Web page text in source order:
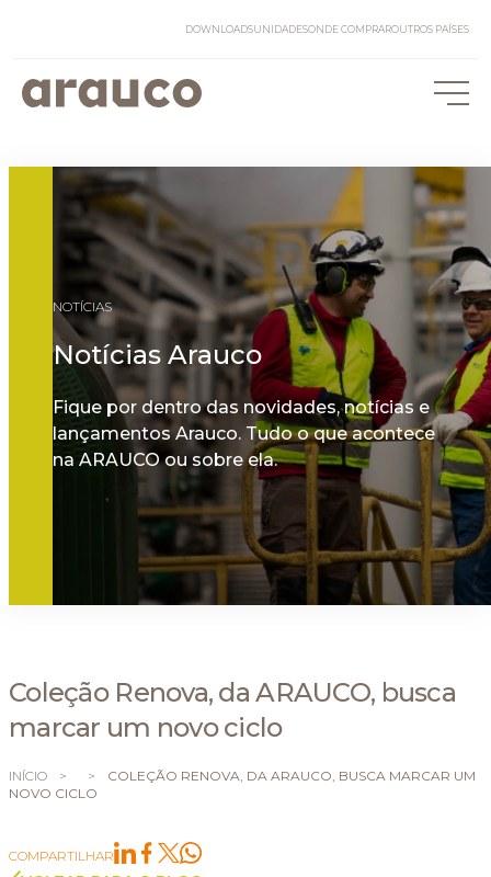
DOWNLOADSUNIDADESONDE COMPRAROUTROS PAÍSES
NOTÍCIAS
Notícias Arauco
Fique por dentro das novidades, notícias e
lançamentos Arauco. Tudo o que acontece
na ARAUCO ou sobre ela.
Coleção Renova, da ARAUCO, busca
marcar um novo ciclo
INÍCIO > >
COLEÇÃO RENOVA, DA ARAUCO, BUSCA MARCAR UM
NOVO CICLO
COMPARTILHAR